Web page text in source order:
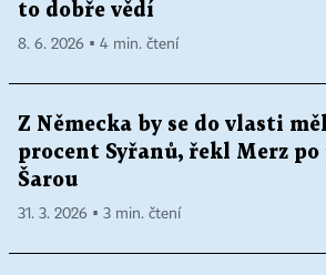
to dobře vědí
8. 6. 2026 ▪ 4 min. čtení
Z Německa by se do vlasti
procent Syřanů, řekl Merz po
Šarou
31. 3. 2026 ▪ 3 min. čtení